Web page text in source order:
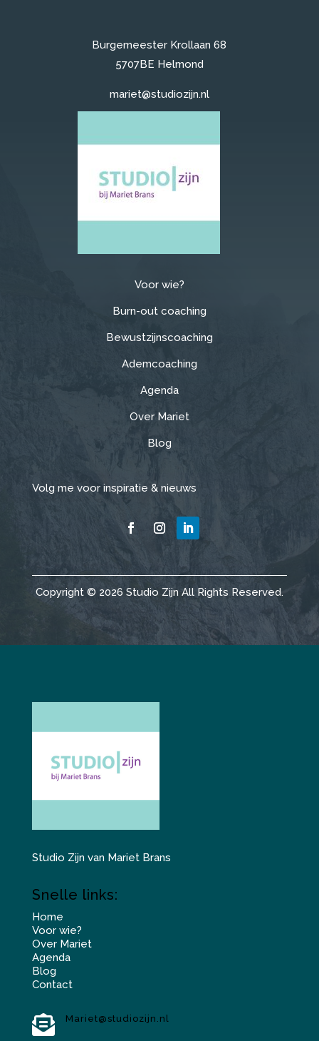
Burgemeester Krollaan 68
5707BE Helmond
mariet@studiozijn.nl
Voor wie?
Burn-out coaching
Bewustzijnscoaching
Ademcoaching
Agenda
Over Mariet
Blog
Volg me voor inspiratie & nieuws
Copyright © 2026 Studio Zijn All Rights Reserved.
Studio Zijn van Mariet Brans
Snelle links:
Home
Voor wie?
Over Mariet
Agenda
Blog
Contact
 Mariet@studiozijn.nl